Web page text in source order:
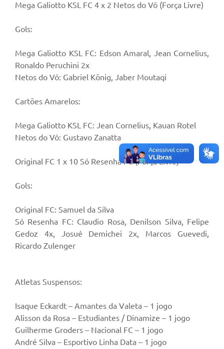
Mega Galiotto KSL FC 4 x 2 Netos do Vô (Força Livre)
Gols:
Mega Galiotto KSL FC: Edson Amaral, Jean Cornelius,
Ronaldo Peruchini 2x
Netos do Vô: Gabriel König, Jaber Moutaqi
Cartões Amarelos:
Mega Galiotto KSL FC: Jean Cornelius, Kauan Rotel
Netos do Vô: Gustavo Zanatta
Original FC 1 x 10 Só Resenha FC (Força Livre)
Gols:
Original FC: Samuel da Silva
Só Resenha FC: Claudio Rosa, Denilson Silva, Felipe
Gedoz 4x, Josué Demichei 2x, Marcos Guevedi,
Ricardo Zulenger
Atletas Suspensos:
Isaque Eckardt – Amantes da Valeta – 1 jogo
Alisson da Rosa – Estudiantes / Dinamize – 1 jogo
Guilherme Groders – Nacional FC – 1 jogo
André Silva – Esportivo Linha Data – 1 jogo